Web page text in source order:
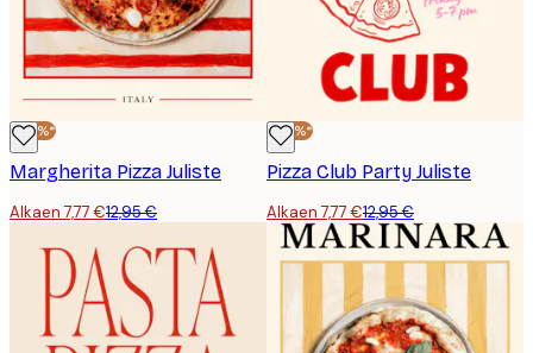
-40%*
Margherita Pizza Juliste
Alkaen 7,77 €12,95 €
-40%*
Pizza Club Party Juliste
Alkaen 7,77 €12,95 €